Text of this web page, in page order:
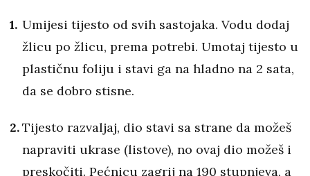
Umijesi tijesto od svih sastojaka. Vodu dodaj
žlicu po žlicu, prema potrebi. Umotaj tijesto u
plastičnu foliju i stavi ga na hladno na 2 sata,
da se dobro stisne.
Tijesto razvaljaj, dio stavi sa strane da možeš
napraviti ukrase (listove), no ovaj dio možeš i
preskočiti. Pećnicu zagrij na 190 stupnjeva, a